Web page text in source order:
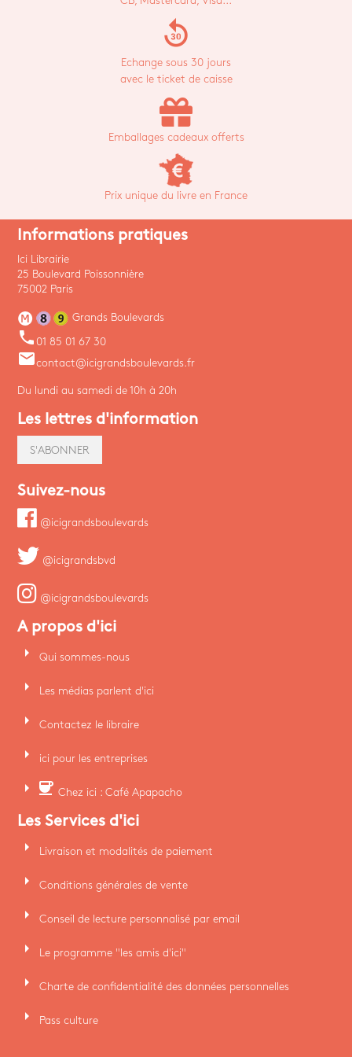
replay_30
Echange sous 30 jours
avec le ticket de caisse
Emballages cadeaux offerts
Prix unique du livre en France
Informations pratiques
Ici Librairie
25 Boulevard Poissonnière
75002 Paris
Grands Boulevards
phone 01 85 01 67 30
emailcontact@icigrandsboulevards.fr
Du lundi au samedi de 10h à 20h
Les lettres d'information
S'ABONNER
Suivez-nous
@icigrandsboulevards
@icigrandsbvd
@icigrandsboulevards
A propos d'ici
arrow_right Qui sommes-nous
arrow_right Les médias parlent d'ici
arrow_right Contactez le libraire
arrow_right ici pour les entreprises
arrow_right coffee Chez ici : Café Apapacho
Les Services d'ici
arrow_right Livraison et modalités de paiement
arrow_right Conditions générales de vente
arrow_right Conseil de lecture personnalisé par email
arrow_right Le programme "les amis d'ici"
arrow_right Charte de confidentialité des données personnelles
arrow_right Pass culture